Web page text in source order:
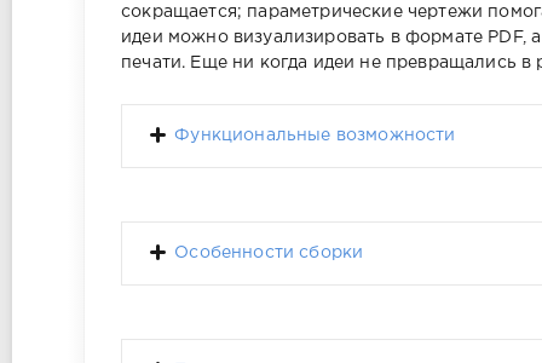
сокращается; параметрические чертежи
идеи можно визуализировать в формате PDF,
печати. Еще ни когда идеи не превращались в
Функциональные возможности
Особенности сборки